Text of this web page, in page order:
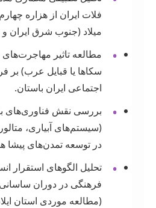
فلات ایران از هزاره
میلاد (جنوب شرق ایران
•
مطالعه تاثیر مهاجرت‌های
سکاها یا قبایل عرب) بر
اجتماعی ایران باستان.
•
بررسی نقش فناوری‌های
(سیستم‌های آبیاری،
در توسعه تمدن‌های پیشا
•
تحلیل الگوهای استقرار
فرهنگی در دوران
(مطالعه موردی استان